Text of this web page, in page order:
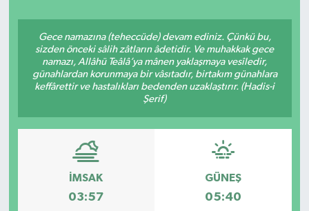
Gece namazına (teheccüde) devam ediniz. Çünkü bu,
sizden önceki sâlih zâtların âdetidir. Ve muhakkak gece
namazı, Allâhü Teâlâ’ya mânen yaklaşmaya vesîledir,
günahlardan korunmaya bir vâsıtadır, birtakım günahlara
keffârettir ve hastalıkları bedenden uzaklaştırır. (Hadis-i
Şerif)
İMSAK
03:57
GÜNEŞ
05:40
Sağlık
Spor
Tarih - Kültür - Sanat - Turizm
Yaşam